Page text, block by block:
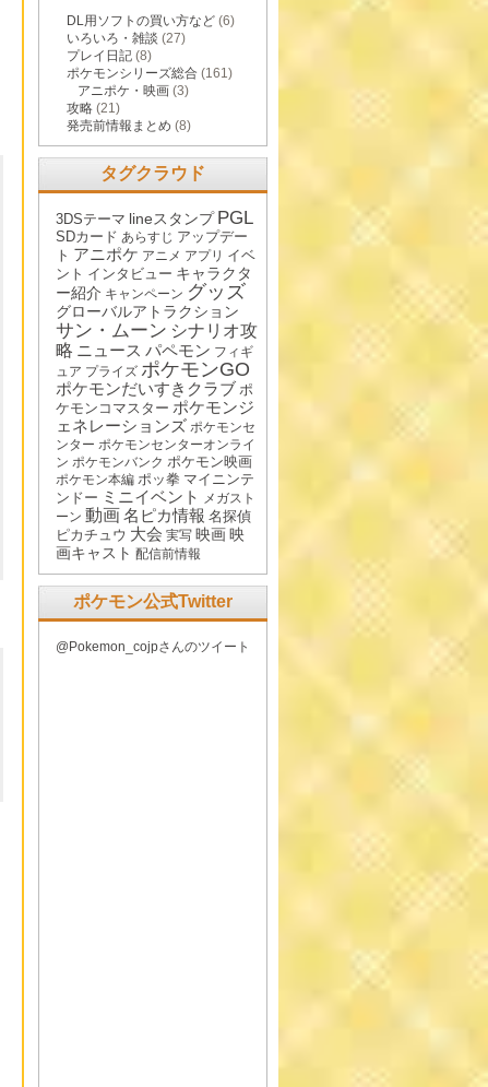
DL用ソフトの買い方など (6)
いろいろ・雑談 (27)
プレイ日記 (8)
ポケモンシリーズ総合 (161)
アニポケ・映画 (3)
攻略 (21)
発売前情報まとめ (8)
タグクラウド
3DSテーマ lineスタンプ PGL
SDカード あらすじ アップデー
ト アニポケ アニメ アプリ イベ
ント インタビュー キャラクタ
ー紹介 キャンペーン グッズ
グローバルアトラクション
サン・ムーン シナリオ攻
略 ニュース パペモン フィギ
ュア プライズ ポケモンGO
ポケモンだいすきクラブ ポ
ケモンコマスター ポケモンジ
ェネレーションズ ポケモンセ
ンター ポケモンセンターオンライ
ン ポケモンバンク ポケモン映画
ポケモン本編 ポッ拳 マイニンテ
ンドー ミニイベント メガスト
ーン 動画名ピカ情報 名探偵
ピカチュウ 大会 実写 映画映
画キャスト 配信前情報
ポケモン公式Twitter
@Pokemon_cojpさんのツイート